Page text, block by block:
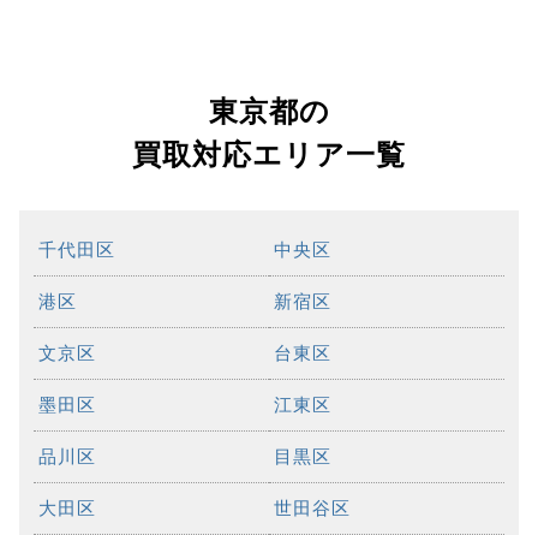
東京都の
買取対応エリア一覧
千代田区 中央区
港区 新宿区
文京区 台東区
墨田区 江東区
品川区 目黒区
大田区 世田谷区